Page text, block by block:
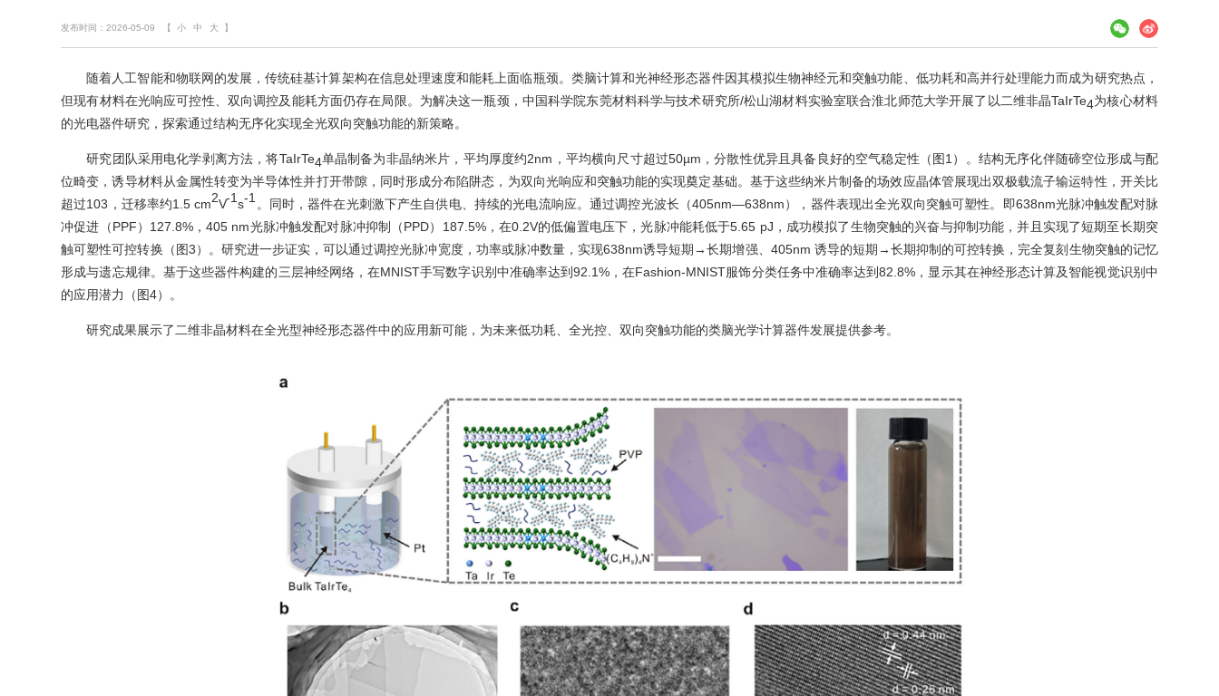
发布时间：2026-05-09 【小 中 大 】
随着人工智能和物联网的发展，传统硅基计算架构在信息处理速度和能耗上面临瓶颈。类脑计算和光神经形态器件因其模拟生物神经元和突触功能、低功耗和高并行处理能力而成为研究热点，
但现有材料在光响应可控性、双向调控及能耗方面仍存在局限。为解决这一瓶颈，中国科学院东莞材料科学与技术研究所/松山湖材料实验室联合淮北师范大学开展了以二维非晶TaIrTe4为核心材料
的光电器件研究，探索通过结构无序化实现全光双向突触功能的新策略。
研究团队采用电化学剥离方法，将TaIrTe4单晶制备为非晶纳米片，平均厚度约2nm，平均横向尺寸超过50µm，分散性优异且具备良好的空气稳定性（图1）。结构无序化伴随碲空位形成与配
位畸变，诱导材料从金属性转变为半导体性并打开带隙，同时形成分布陷阱态，为双向光响应和突触功能的实现奠定基础。基于这些纳米片制备的场效应晶体管展现出双极载流子输运特性，开关比
超过103，迁移率约1.5 cm2V-1 s-1 。同时，器件在光刺激下产生自供电、持续的光电流响应。通过调控光波长（405nm—638nm），器件表现出全光双向突触可塑性。即638nm光脉冲触发配对脉
冲促进（PPF）127.8%，405 nm光脉冲触发配对脉冲抑制（PPD）187.5%，在0.2V的低偏置电压下，光脉冲能耗低于5.65 pJ，成功模拟了生物突触的兴奋与抑制功能，并且实现了短期至长期突
触可塑性可控转换（图3）。研究进一步证实，可以通过调控光脉冲宽度，功率或脉冲数量，实现638nm诱导短期→长期增强、405nm 诱导的短期→长期抑制的可控转换，完全复刻生物突触的记忆
形成与遗忘规律。基于这些器件构建的三层神经网络，在MNIST手写数字识别中准确率达到92.1%，在Fashion-MNIST服饰分类任务中准确率达到82.8%，显示其在神经形态计算及智能视觉识别中
的应用潜力（图4）。
研究成果展示了二维非晶材料在全光型神经形态器件中的应用新可能，为未来低功耗、全光控、双向突触功能的类脑光学计算器件发展提供参考。